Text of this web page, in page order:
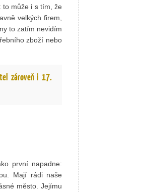
to může i s tím, že
velkých firem,
to zatím nevidím
zboží nebo
zároveň i 17.
první napadne:
Mají rádi naše
město. Jejímu